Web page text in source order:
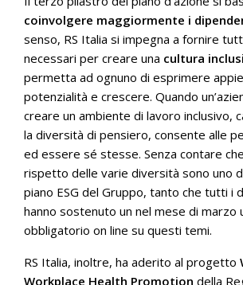
coinvolgere maggiormente i
senso, RS Italia si impegna a fornire
necessari per creare una cultura
permetta ad ognuno di esprimere
potenzialità e crescere. Quando
creare un ambiente di lavoro inclusivo,
la diversità di pensiero, consente alle
ed essere sé stesse. Senza contare che
rispetto delle varie diversità sono uno
piano ESG del Gruppo, tanto che tutti i
hanno sostenuto un nel mese di marzo
obbligatorio on line su questi temi.
RS Italia, inoltre, ha aderito al progetto
Workplace Health Promotion della